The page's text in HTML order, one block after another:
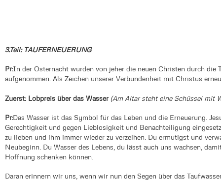
3.Teil: TAUFERNEUERUNG
Pr:In der Osternacht wurden von jeher die neuen Christen durch die
aufgenommen. Als Zeichen unserer Verbundenheit mit Christus
Zuerst: Lobpreis über das Wasser (Am Altar steht eine Schüssel mit
Pr:Das Wasser ist das Symbol für das Leben und die Erneuerung.
Gerechtigkeit und gegen Lieblosigkeit und Benachteiligung
zu lieben und ihm immer wieder zu verzeihen. Du ermutigst und
Neubeginn. Du Wasser des Lebens, du lässt auch uns wachsen,
Hoffnung schenken können.
Daran erinnern wir uns, wenn wir nun den Segen über das